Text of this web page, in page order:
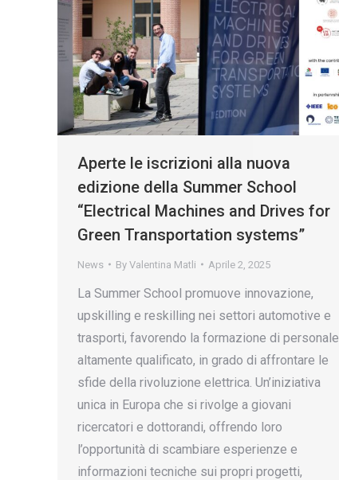
Aperte le iscrizioni alla nuova
edizione della Summer School
“Electrical Machines and Drives for
Green Transportation systems”
News By Valentina Matli Aprile 2, 2025
La Summer School promuove innovazione,
upskilling e reskilling nei settori automotive e
trasporti, favorendo la formazione di personale
altamente qualificato, in grado di affrontare le
sfide della rivoluzione elettrica. Un’iniziativa
unica in Europa che si rivolge a giovani
ricercatori e dottorandi, offrendo loro
l’opportunità di scambiare esperienze e
informazioni tecniche sui propri progetti,